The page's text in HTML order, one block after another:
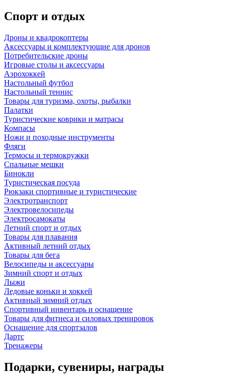
Спорт и отдых
Дроны и квадрокоптеры
Аксессуары и комплектующие для дронов
Потребительские дроны
Игровые столы и аксессуары
Аэрохоккей
Настольный футбол
Настольный теннис
Товары для туризма, охоты, рыбалки
Палатки
Туристические коврики и матрасы
Компасы
Ножи и походные инструменты
Фляги
Термосы и термокружки
Спальные мешки
Бинокли
Туристическая посуда
Рюкзаки спортивные и туристические
Электротранспорт
Электровелосипеды
Электросамокаты
Летний спорт и отдых
Товары для плавания
Активный летний отдых
Товары для бега
Велосипеды и аксессуары
Зимний спорт и отдых
Лыжи
Ледовые коньки и хоккей
Активный зимний отдых
Спортивный инвентарь и оснащение
Товары для фитнеса и силовых тренировок
Оснащение для спортзалов
Дартс
Тренажеры
Подарки, сувениры, награды